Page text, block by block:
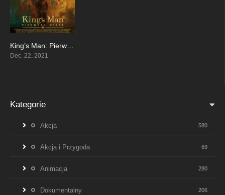
6.3
Dec. 22, 2021
Kategorie
Akcja 580
Akcja i Przygoda 69
Animacja 280
Dokumentalny 206